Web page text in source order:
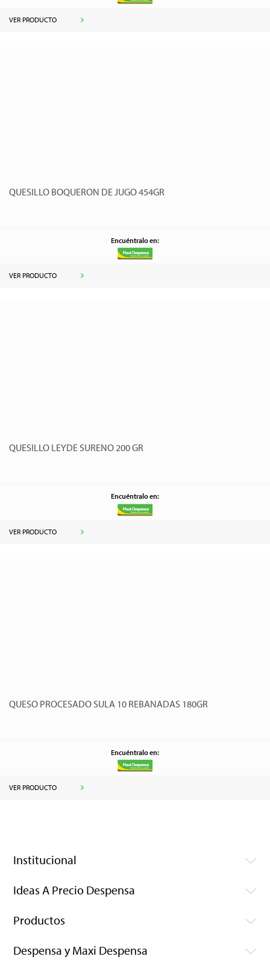
VER PRODUCTO
QUESILLO BOQUERON DE JUGO 454GR
Encuéntralo en:
VER PRODUCTO
QUESILLO LEYDE SURENO 200 GR
Encuéntralo en:
VER PRODUCTO
QUESO PROCESADO SULA 10 REBANADAS 180GR
Encuéntralo en:
VER PRODUCTO
Institucional
Ideas A Precio Despensa
Productos
Despensa y Maxi Despensa